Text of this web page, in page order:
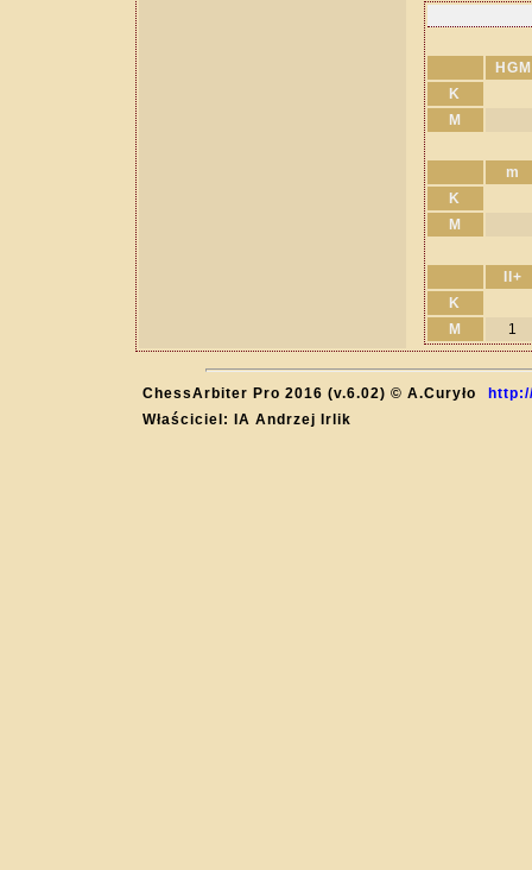
HGM
K
M
m
K
M
II+
K
M
1
ChessArbiter Pro 2016 (v.6.02) © A.Curyło
Właściciel: IA Andrzej Irlik